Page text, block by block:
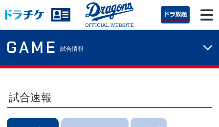
GAME 試合情報
試合速報